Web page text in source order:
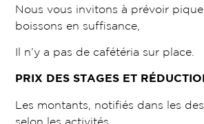
Nous vous invitons à prévoir
boissons en suffisance,
Il n’y a pas de cafétéria sur place.
PRIX DES STAGES ET
Les montants, notifiés dans les
selon les activités.